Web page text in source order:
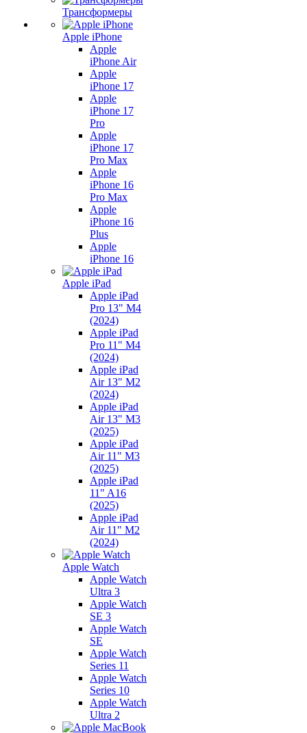
Трансформеры
Apple iPhone
Apple
iPhone Air
Apple
iPhone 17
Apple
iPhone 17
Pro
Apple
iPhone 17
Pro Max
Apple
iPhone 16
Pro Max
Apple
iPhone 16
Plus
Apple
iPhone 16
Apple iPad
Apple iPad
Pro 13" M4
(2024)
Apple iPad
Pro 11" M4
(2024)
Apple iPad
Air 13" M2
(2024)
Apple iPad
Air 13" M3
(2025)
Apple iPad
Air 11" M3
(2025)
Apple iPad
11" A16
(2025)
Apple iPad
Air 11" M2
(2024)
Apple Watch
Apple Watch
Ultra 3
Apple Watch
SE 3
Apple Watch
SE
Apple Watch
Series 11
Apple Watch
Series 10
Apple Watch
Ultra 2